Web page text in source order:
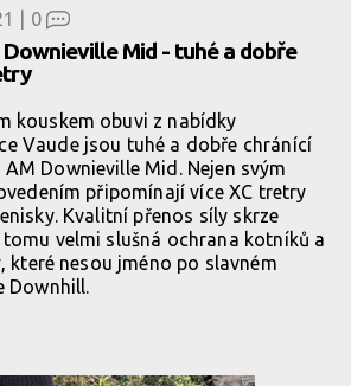
| 0
Mid - tuhé a dobře
kouskem obuvi z nabídky
Vaude jsou tuhé a dobře chránící
Downieville Mid. Nejen svým
připomínají více XC tretry
Kvalitní přenos síly skrze
velmi slušná ochrana kotníků a
nesou jméno po slavném
Downhill.